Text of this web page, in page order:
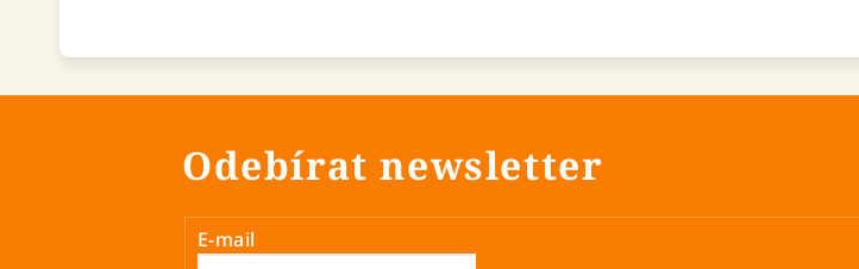
Odebírat newsletter
E-mail